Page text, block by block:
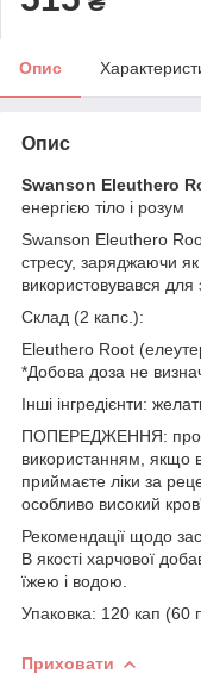
Опис
Опис
Swanson Eleuthero
енергією тіло і розум
Swanson Eleuthero
стресу, заряджаючи як
використовувався для
Склад (2 капс.):
Eleuthero Root
*Добова доза не
Інші інгредієнти:
ПОПЕРЕДЖЕННЯ:
використанням, якщо
приймаєте ліки за
особливо високий
Рекомендації щодо
В якості харчової
їжею і водою.
Упаковка: 120 кап (60
Приховати